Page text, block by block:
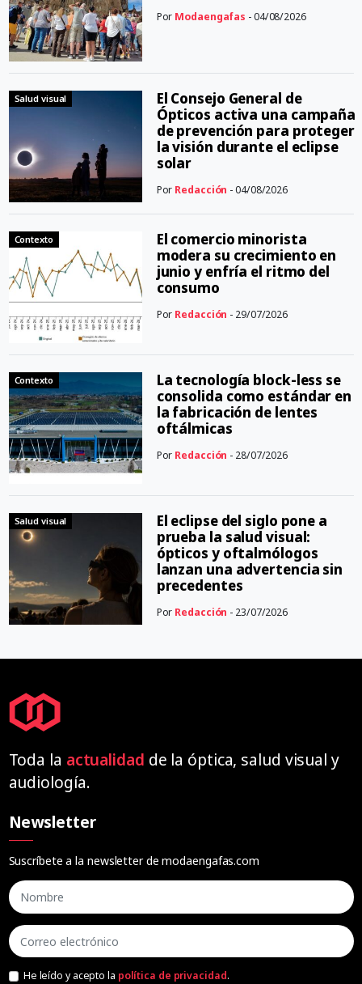
Por Modaengafas - 04/08/2026
Salud visual
El Consejo General de
Ópticos activa una campaña
de prevención para proteger
la visión durante el eclipse
solar
Por Redacción - 04/08/2026
Contexto
El comercio minorista
modera su crecimiento en
junio y enfría el ritmo del
consumo
Por Redacción - 29/07/2026
Contexto
La tecnología block-less se
consolida como estándar en
la fabricación de lentes
oftálmicas
Por Redacción - 28/07/2026
Salud visual
El eclipse del siglo pone a
prueba la salud visual:
ópticos y oftalmólogos
lanzan una advertencia sin
precedentes
Por Redacción - 23/07/2026
Toda la actualidad de la óptica, salud visual y
audiología.
Newsletter
Suscríbete a la newsletter de modaengafas.com
He leído y acepto la política de privacidad.